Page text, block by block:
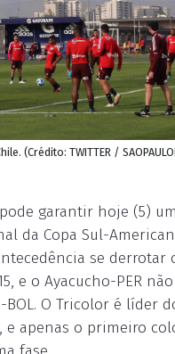
(Crédito: TWITTER /
garantir hoje (5)
da Copa Sul-
se derrotar
e o Ayacucho-PER
O Tricolor é líder
e apenas o primeiro